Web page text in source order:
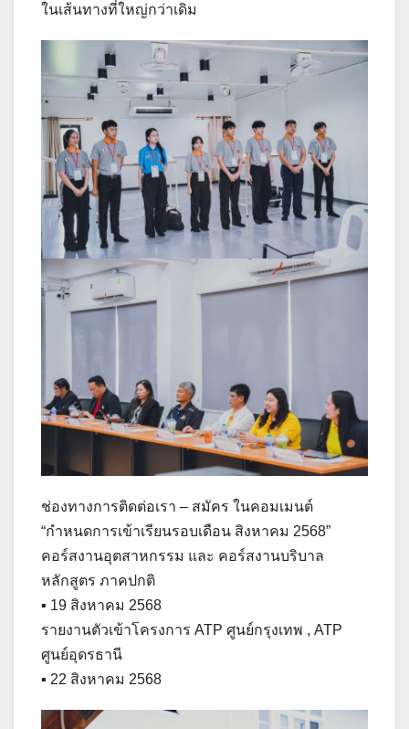
ในเส้นทางที่ใหญ่กว่าเดิม
ช่องทางการติดต่อเรา – สมัคร ในคอมเมนต์
“กำหนดการเข้าเรียนรอบเดือน สิงหาคม 2568”
คอร์สงานอุตสาหกรรม และ คอร์สงานบริบาล
หลักสูตร ภาคปกติ
▪ 19 สิงหาคม 2568
รายงานตัวเข้าโครงการ ATP ศูนย์กรุงเทพ , ATP
ศูนย์อุดรธานี
▪ 22 สิงหาคม 2568